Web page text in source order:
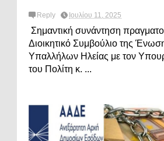
Reply Ιουλίου 11, 2025
Σημαντική συνάντηση
Διοικητικό Συμβούλιο της
Υπαλλήλων Ηλείας με τον
του Πολίτη κ. ...